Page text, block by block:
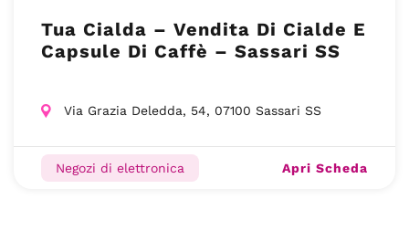
Tua Cialda – Vendita Di Cialde E
Capsule Di Caffè – Sassari SS
Via Grazia Deledda, 54, 07100 Sassari SS
Negozi di elettronica Apri Scheda